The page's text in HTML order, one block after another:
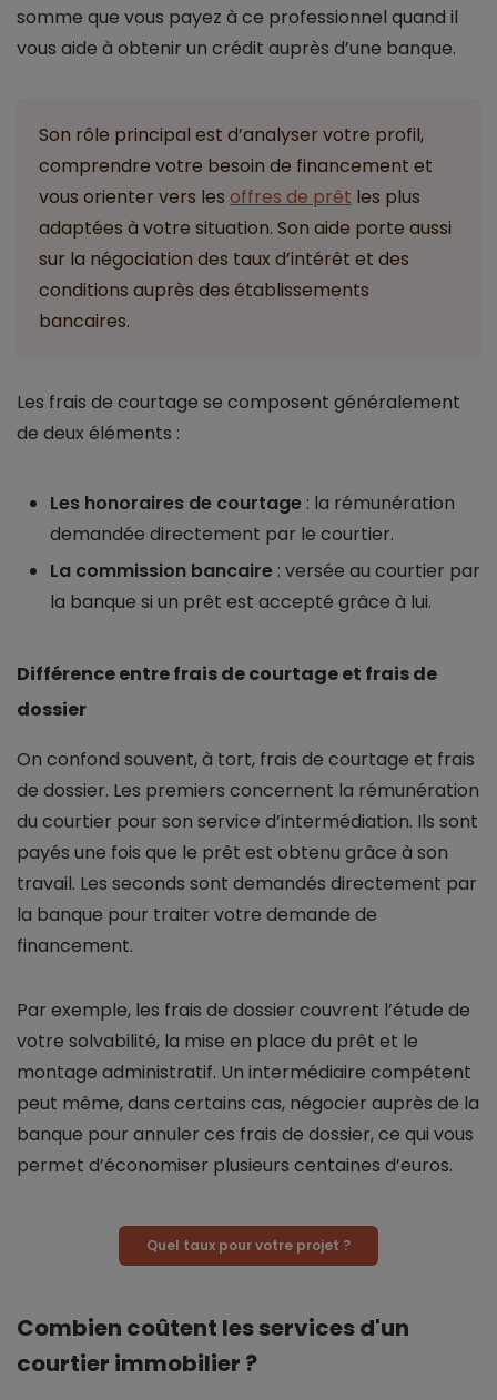
somme que vous payez à ce professionnel quand il
vous aide à obtenir un crédit auprès d’une banque.
Son rôle principal est d’analyser votre profil,
comprendre votre besoin de financement et
vous orienter vers les offres de prêt les plus
adaptées à votre situation. Son aide porte aussi
sur la négociation des taux d’intérêt et des
conditions auprès des établissements
bancaires.
Les frais de courtage se composent généralement
de deux éléments :
Les honoraires de courtage : la rémunération
demandée directement par le courtier.
La commission bancaire : versée au courtier par
la banque si un prêt est accepté grâce à lui.
Différence entre frais de courtage et frais de
dossier
On confond souvent, à tort, frais de courtage et frais
de dossier. Les premiers concernent la rémunération
du courtier pour son service d’intermédiation. Ils sont
payés une fois que le prêt est obtenu grâce à son
travail. Les seconds sont demandés directement par
la banque pour traiter votre demande de
financement.
Par exemple, les frais de dossier couvrent l’étude de
votre solvabilité, la mise en place du prêt et le
montage administratif. Un intermédiaire compétent
peut même, dans certains cas, négocier auprès de la
banque pour annuler ces frais de dossier, ce qui vous
permet d’économiser plusieurs centaines d’euros.
Quel taux pour votre projet ?
Combien coûtent les services d'un
courtier immobilier ?